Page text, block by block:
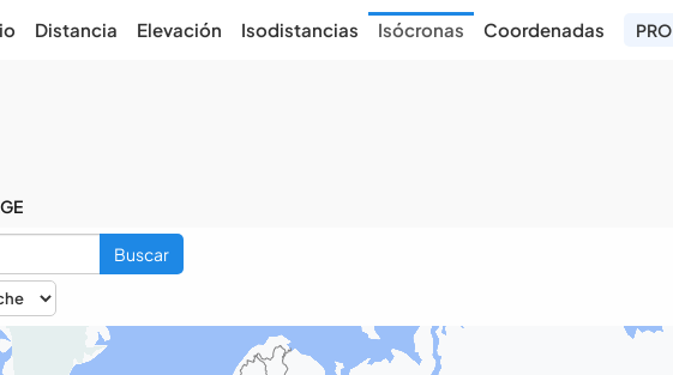
Distancia Elevación Isodistancias Isócronas Coordenadas PRO
Buscar